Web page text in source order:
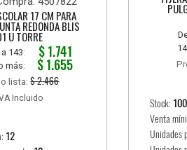
17 CM PARA
REDONDA BLIS
U TORRE
143: $ 1.741
más: $ 1.655
lista:$ 2.466
Incluido
12
Stock:
Venta
Unidades